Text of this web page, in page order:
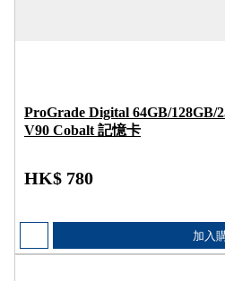
ProGrade Digital 64GB/128GB/
V90 Cobalt 記憶卡
HK$ 780
加入